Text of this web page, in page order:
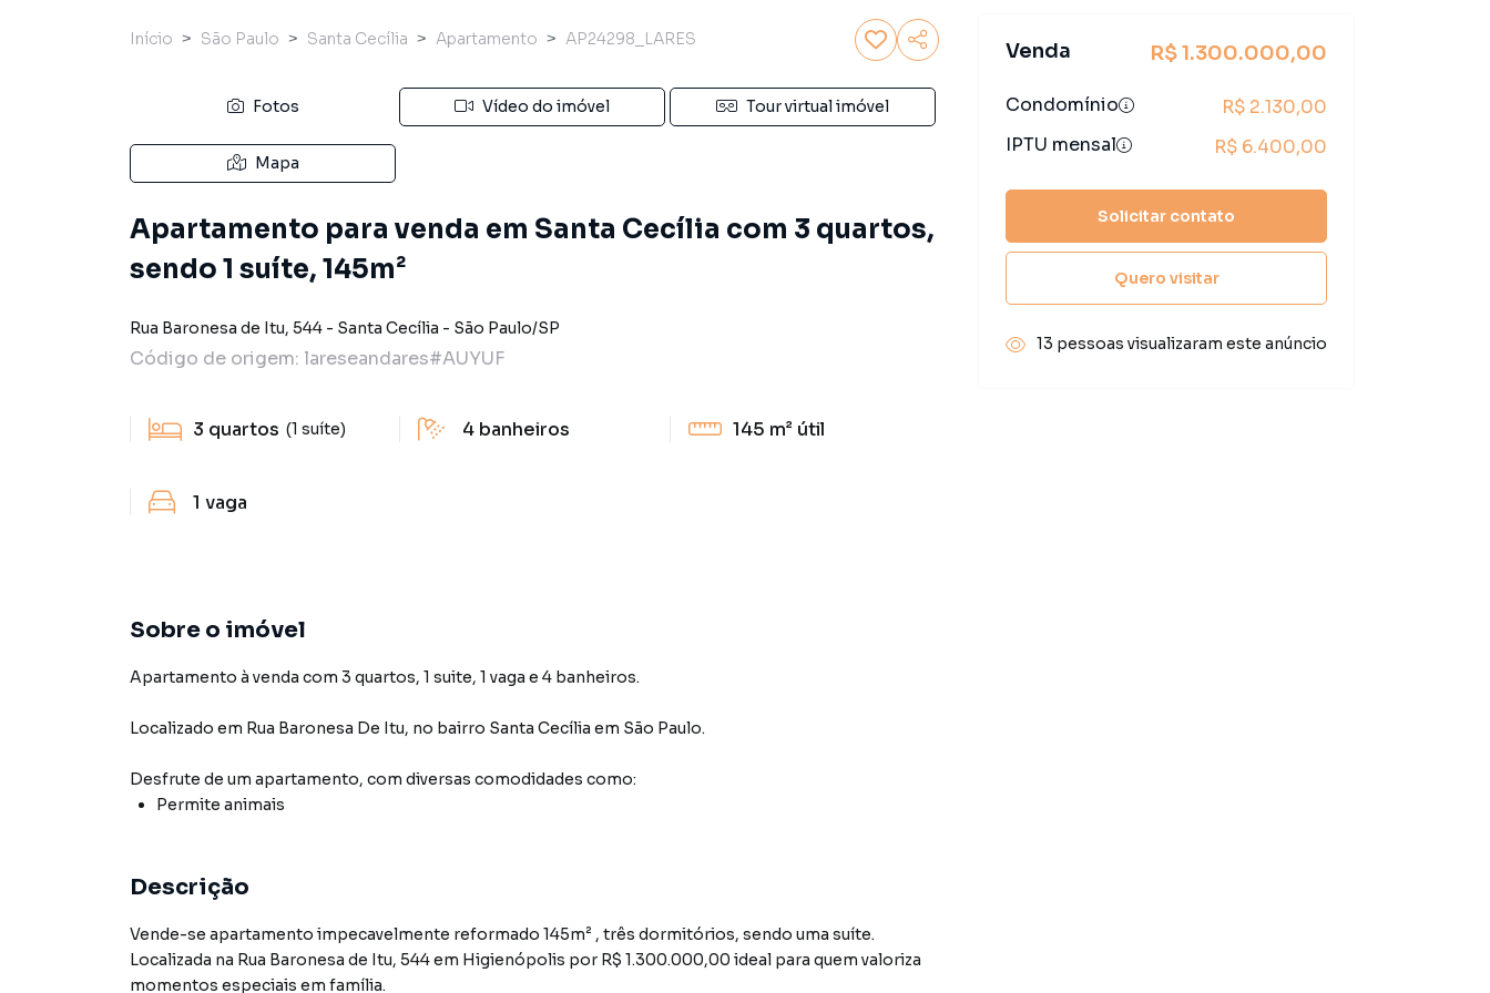
Início São Paulo Santa Cecília Apartamento AP24298_LARES
Fotos Vídeo do imóvel Tour virtual imóvel
Mapa
Apartamento para venda em Santa Cecília com 3 quartos,
sendo 1 suíte, 145m²
Rua Baronesa de Itu, 544 - Santa Cecília - São Paulo/SP
Código de origem: lareseandares#AUYUF
3 quartos (1 suíte) 4 banheiros 145 m² útil
1 vaga
Sobre o imóvel
Apartamento à venda com 3 quartos, 1 suite, 1 vaga e 4 banheiros.
Localizado em Rua Baronesa De Itu, no bairro Santa Cecília em São Paulo.
Desfrute de um apartamento, com diversas comodidades como:
Permite animais
Descrição
Vende-se apartamento impecavelmente reformado 145m² , três dormitórios, sendo uma suíte.
Localizada na Rua Baronesa de Itu, 544 em Higienópolis por R$ 1.300.000,00 ideal para quem valoriza
momentos especiais em família.
Venda R$ 1.300.000,00
Condomínio
R$ 2.130,00
IPTU mensal
R$ 6.400,00
Solicitar contato
Quero visitar
13 pessoas visualizaram este anúncio